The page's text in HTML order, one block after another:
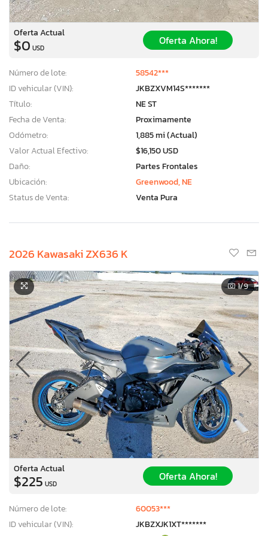
Oferta Actual
$0 USD
Oferta Ahora!
Número de lote:
58542***
ID vehicular (VIN):
JKBZXVM14S*******
Título:
NE ST
Fecha de Venta:
Proximamente
Odómetro:
1,885 mi (Actual)
Valor Actual Efectivo:
$16,150 USD
Daño:
Partes Frontales
Ubicación:
Greenwood, NE
Status de Venta:
Venta Pura
2026 Kawasaki ZX636 K
1/9
Oferta Actual
$225 USD
Oferta Ahora!
Número de lote:
60053***
ID vehicular (VIN):
JKBZXJK1XT*******